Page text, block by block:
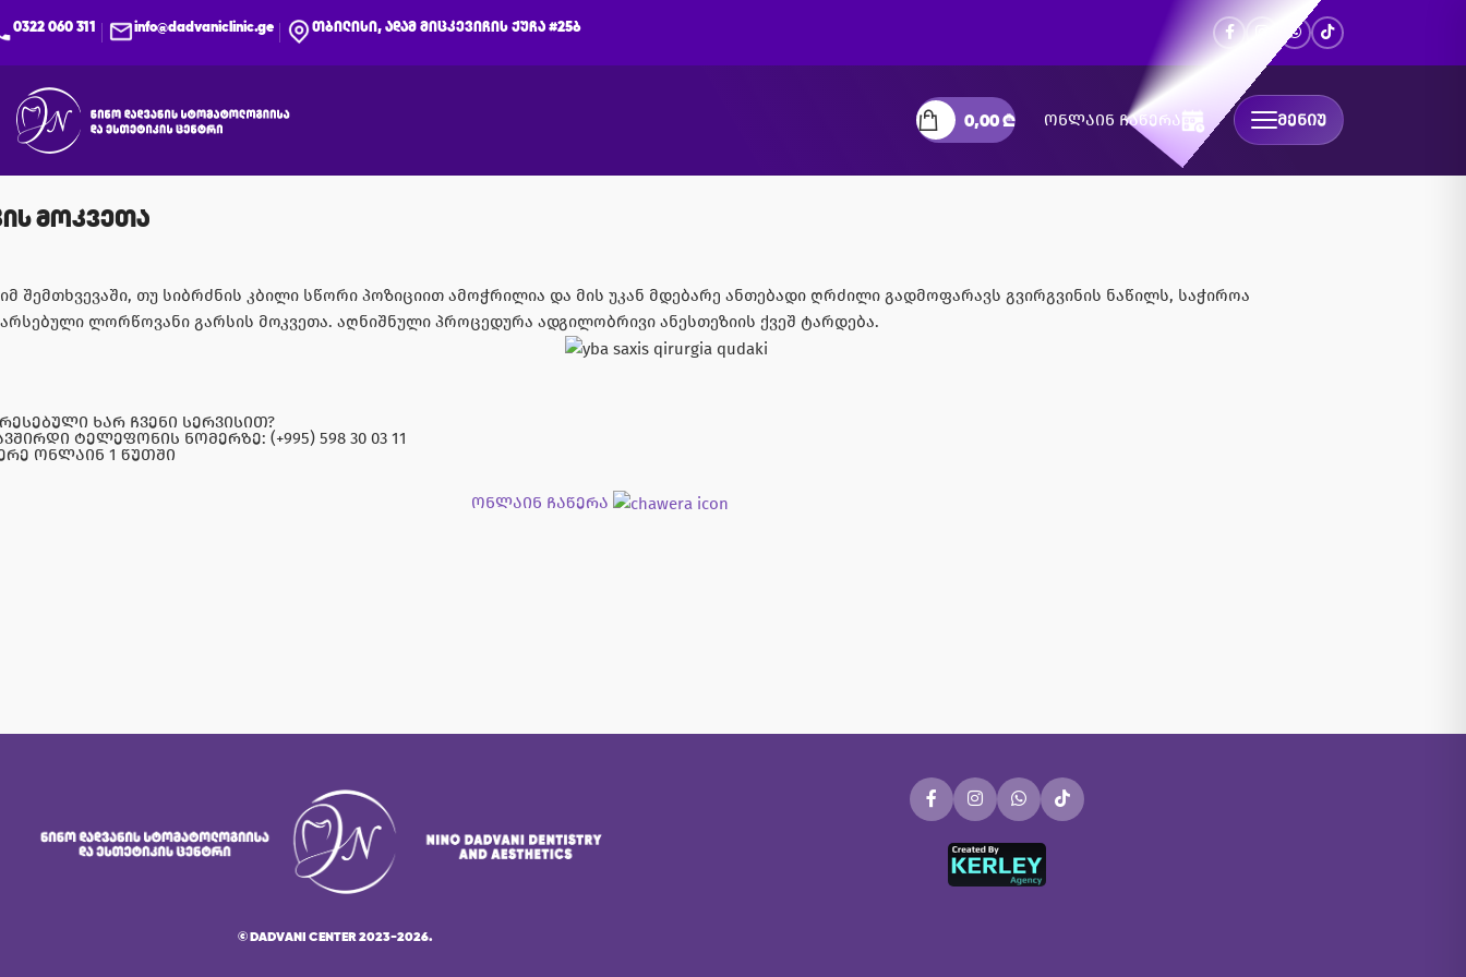
0322 060 311 info@dadvaniclinic.ge თბილისი, ადამ მიცკევიჩის ქუჩა #25ბ
0,00₾ ონლაინ ჩაწერა ᲛᲔᲜᲘᲣ
მოკვეთა
იმ შემთხვევაში, თუ სიბრძნის კბილი სწორი პოზიციით ამოჭრილია და მის უკან მდებარე ანთებადი ღრძილი გადმოფარავს გვირგვინის ნაწილს, საჭიროა
არსებული ლორწოვანი გარსის მოკვეთა. აღნიშნული პროცედურა ადგილობრივი ანესთეზიის ქვეშ ტარდება.
ხარ ჩვენი სერვისით?
ტელეფონის ნომერზე: (+995) 598 30 03 11
ონლაინ 1 წუთში
ონლაინ ჩაწერა
©DADVANI CENTER 2023-2026.